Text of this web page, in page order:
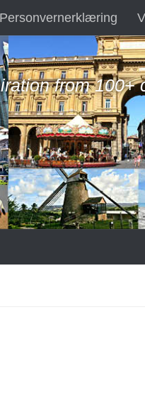
Personvernerklæring
from 100+